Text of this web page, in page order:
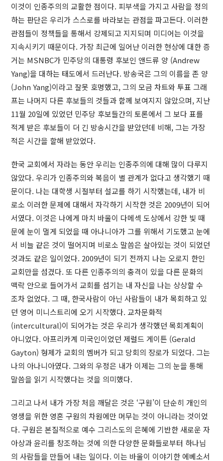
이것이 인종주의의 교활한 점이다. 피부색을 가지고 사람을 정의
하는 판단은 우리가 스스로를 바라보는 관점을 파고든다. 이러한
관점들이 정책들을 통해서 강제되고 지지되며 미디어는 이것을
지속시키기 때문이다. 가장 최근에 일어난 이러한 현상에 대한 증
거는 MSNBC가 민주당의 대통령 후보인 앤드류 양 (Andrew
Yang)을 대하는 태도에서 드러난다. 방송국은 그의 이름을 존 양
(John Yang)이라고 잘못 호명했고, 그의 모금 차트와 투표 그래
프는 나머지 다른 후보들의 것들과 함께 보여지지 않았으며, 지난
11월 20일에 있었던 민주당 후보들간의 토론에서 그 보다 표를
적게 받은 후보들이 더 긴 방송시간을 받았던데 비해, 그는 가장
적은 시간을 할해 받았었다.
한국 교회에서 자라는 동안 우리는 인종주의에 대해 많이 다루지
않았다. 우리가 인종주의와 복음이 별 관계가 없다고 생각했기 때
문이다. 나는 대학생 시절부터 설교를 하기 시작했는데, 내가 비
로소 이러한 문제에 대해서 자각하기 시작한 것은 2009년이 되어
서였다. 이것은 나에게 마치 바울이 다메섹 도상에서 강한 빛 때
문에 눈이 멀게 되었을 때 아나니아가 그를 위해서 기도했고 눈에
서 비늘 같은 것이 떨어지며 비로소 말씀은 살아있는 것이 되었던
것과도 같은 일이었다. 2009년이 되기 전까지 나는 오로지 한인
교회만을 섬겼다. 또 다른 인종주의의 충격이 있을 다른 문화의
맥락 안으로 들어가서 교회를 섬기는 내 자신을 나는 상상할 수
조차 없었다. 그 때, 한국사람이 아닌 사람들이 내가 목회하고 있
던 영어 미니스트리에 오기 시작했다. 교차문화적
(intercultural)이 되어가는 것은 우리가 생각했던 목회계획이
아니었다. 아프리카계 미국인이었던 제럴드 게이튼 (Gerald
Gayton) 형제가 교회의 멤버가 되고 당회의 장로가 되었다. 그는
나의 아나니아였다. 그와의 우정은 내가 이제는 그의 눈을 통해
말씀을 읽기 시작했다는 것을 의미했다.
그리고 나서 내가 가장 처음 깨달은 것은 ‘구원’이 단순히 개인의
영생을 위한 영혼 구원의 차원에만 머무는 것이 아니라는 것이었
다. 구원은 본질적으로 예수 그리스도의 은혜에 기반한 새로운 자
아상과 윤리를 창조하는 것에 의한 다양한 문화들로부터 하나님
의 사람들을 만들어 내는 일이다. 이는 바울이 이야기한 에베소서